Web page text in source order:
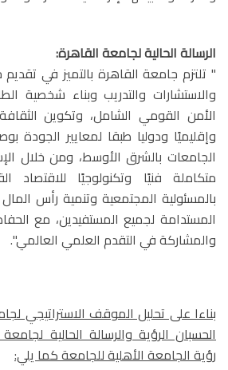
الرسالة الحالية لجامعة القاهرة:
" تلتزم جامعة القاهرة بالتميز في
والاستشارات والتدريب وبناء
الأمن القومي الشامل، وتكوين
وإقليميًا ودوليا طبقا لمعايير
الجامعات بالشرق الأوسط، ومن خلال
متكاملة فنيًا وتكنولوجيًا للاقتصاد
بالمسئولية المجتمعية وتنمية رأس
المستدامة لجميع المستفيدين، مع
والمشاركة في التقدم العلمي العالمي".
بناءا على تحليل الموقف الاستراتيجي
الحسبان الرؤية والرسالة الحالية
رؤية الجامعة الأهلية للجامعة كما يلي: